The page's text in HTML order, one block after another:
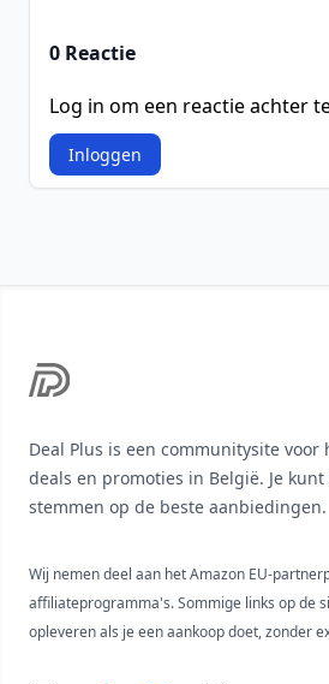
0 Reactie
Log in om een reactie achter
Inloggen
Deal Plus is een communitysite voor
deals en promoties in België. Je
stemmen op de beste aanbiedingen.
Wij nemen deel aan het Amazon EU-
affiliateprogramma's. Sommige links op de
opleveren als je een aankoop doet, zonder